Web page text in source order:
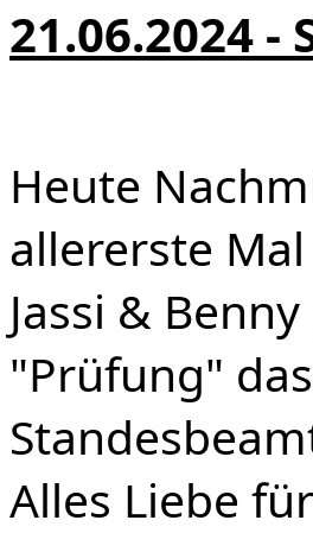
21.06.2024
Heute
allererste
Jassi &
"Prüfung"
Alles Liebe